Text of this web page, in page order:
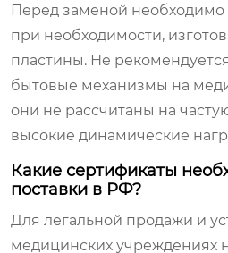
Перед заменой
при необходимости,
пластины. Не
бытовые механизмы на
они не рассчитаны на
высокие динамические
Какие сертификаты
поставки в РФ?
Для легальной продажи и
медицинских учреждениях